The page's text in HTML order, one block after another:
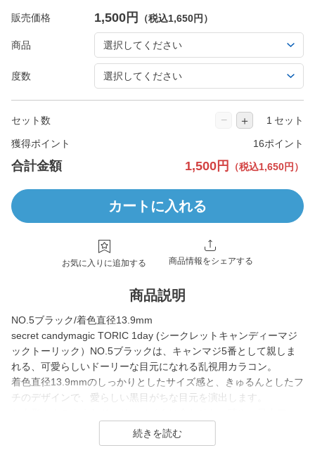
販売価格 1,500円 （税込1,650円）
商品
度数
セット数 − ＋ セット
獲得ポイント 16ポイント
合計金額 1,500円 （税込1,650円）
カートに入れる
お気に入りに追加する 商品情報をシェアする
商品説明
NO.5ブラック/着色直径13.9mm
secret candymagic TORIC 1day (シークレットキャンディーマジ
ックトーリック）NO.5ブラックは、キャンマジ5番として親しま
れる、可愛らしいドーリーな目元になれる乱視用カラコン。
着色直径13.9mmのしっかりとしたサイズ感と、きゅるんとしたフ
チのデザインで、愛らしい黒目がちな目元を演出します。
「乱視用でも可愛い黒コンを使いたい」という方に選ばれている